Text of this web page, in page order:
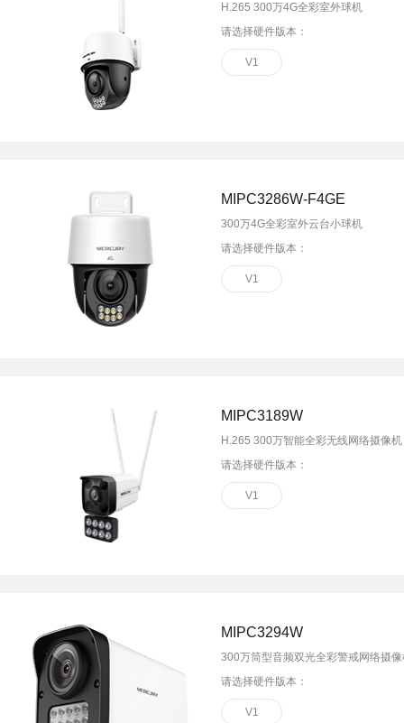
H.265 300万4G全彩室外球机
请选择硬件版本：
V1
MIPC3286W-F4GE
300万4G全彩室外云台小球机
请选择硬件版本：
V1
MIPC3189W
H.265 300万智能全彩无线网络摄像机
请选择硬件版本：
V1
MIPC3294W
300万筒型音频双光全彩警戒网络摄
请选择硬件版本：
V1